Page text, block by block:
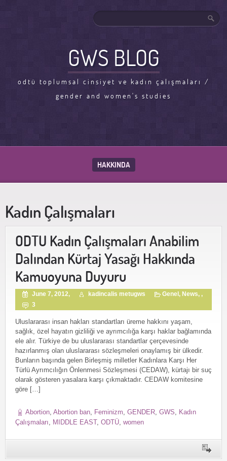
GWS BLOG
odtü toplumsal cinsiyet ve kadın çalışmaları /
gender and women's studies
HAKKINDA
Kadın Çalışmaları
ODTU Kadın Çalışmaları Anabilim
Dalından Kürtaj Yasağı Hakkında
Kamuoyuna Duyuru
June 7, 2012, kadincalis metugws Genel , News, ,
3
Uluslararası insan hakları standartları üreme hakkını yaşam,
sağlık, özel hayatın gizliliği ve ayrımcılığa karşı haklar bağlamında
ele alır. Türkiye de bu uluslararası standartlar çerçevesinde
hazırlanmış olan uluslararası sözleşmeleri onaylamış bir ülkedir.
Bunların başında gelen Birleşmiş milletler Kadınlara Karşı Her
Türlü Ayrımcılığın Önlenmesi Sözleşmesi (CEDAW), kürtajı bir suç
olarak gösteren yasalara karşı çıkmaktadır. CEDAW komitesine
göre […]
Abortion Abortion ban Feminizm GENDER GWS
Kadın
Çalışmaları, MIDDLE EAST, ODTÜ, women